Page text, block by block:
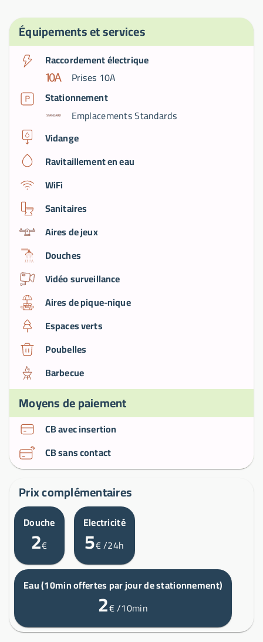
Équipements et services
Raccordement électrique
Prises 10A
Stationnement
Emplacements Standards
Vidange
Ravitaillement en eau
WiFi
Sanitaires
Aires de jeux
Douches
Vidéo surveillance
Aires de pique-nique
Espaces verts
Poubelles
Barbecue
Moyens de paiement
CB avec insertion
CB sans contact
Prix complémentaires
Douche
2€
Electricité
5€/24h
Eau (10min offertes par jour de stationnement)
2€/10min